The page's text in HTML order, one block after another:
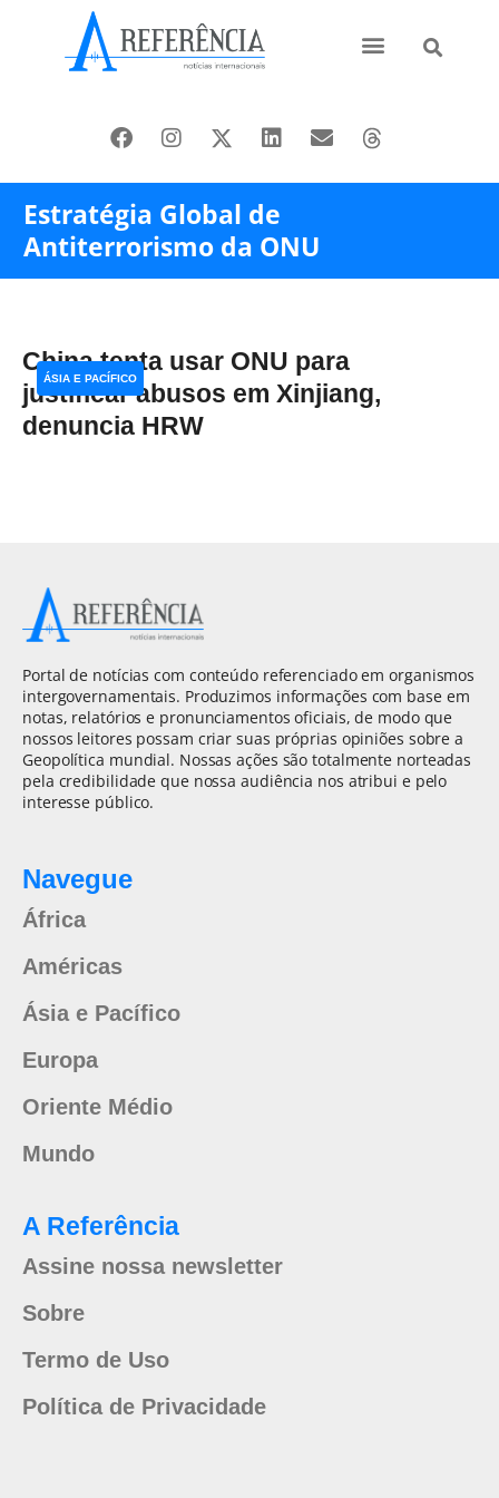
Estratégia Global de
Antiterrorismo da ONU
China tenta usar ONU para
justificar abusos em Xinjiang,
denuncia HRW
ÁSIA E PACÍFICO
Portal de notícias com conteúdo referenciado em organismos
intergovernamentais. Produzimos informações com base em
notas, relatórios e pronunciamentos oficiais, de modo que
nossos leitores possam criar suas próprias opiniões sobre a
Geopolítica mundial. Nossas ações são totalmente norteadas
pela credibilidade que nossa audiência nos atribui e pelo
interesse público.
Navegue
África
Américas
Ásia e Pacífico
Europa
Oriente Médio
Mundo
A Referência
Assine nossa newsletter
Sobre
Termo de Uso
Política de Privacidade